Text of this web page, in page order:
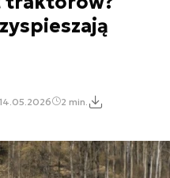
2 min.